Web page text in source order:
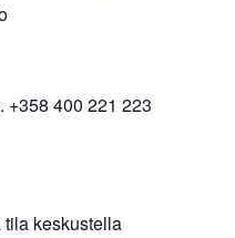
+358 400 221 223
keskustella